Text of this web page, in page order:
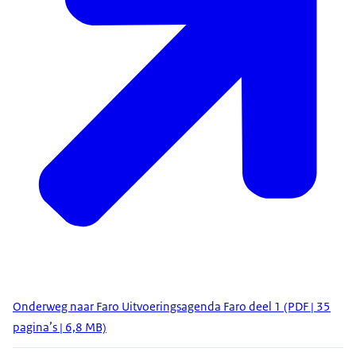
Onderweg naar Faro Uitvoeringsagenda Faro deel 1 (PDF | 35
pagina’s | 6,8 MB)